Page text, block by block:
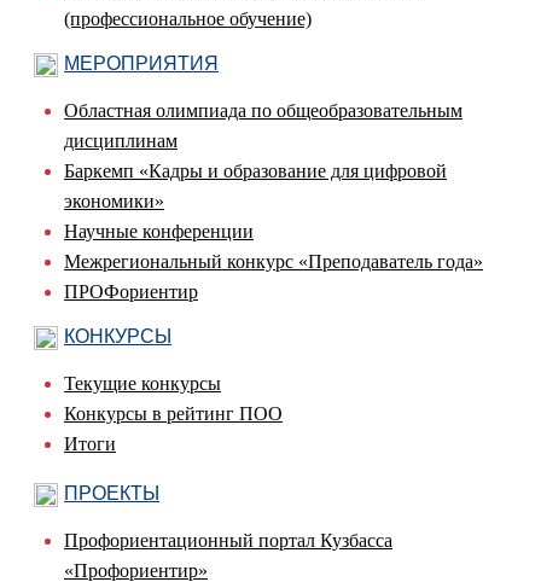
(профессиональное обучение)
МЕРОПРИЯТИЯ
Областная олимпиада по общеобразовательным
дисциплинам
Баркемп «Кадры и образование для цифровой
экономики»
Научные конференции
Межрегиональный конкурс «Преподаватель года»
ПРОФориентир
КОНКУРСЫ
Текущие конкурсы
Конкурсы в рейтинг ПОО
Итоги
ПРОЕКТЫ
Профориентационный портал Кузбасса
«Профориентир»